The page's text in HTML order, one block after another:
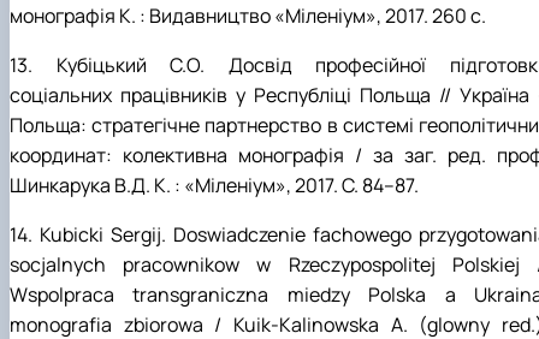
монографія К. : Видавництво «Міленіум», 2017. 260 с.
13. Кубіцький С.О. Досвід професійної
соціальних працівників у Республіці Польща // Україна
Польща: стратегічне партнерство в системі
координат: колективна монографія / за заг. ред.
Шинкарука В.Д. К. : «Міленіум», 2017. С. 84–87.
14. Kubicki Sergij. Doswiadczenie fachowego
socjalnych pracownikow w Rzeczypospolitej Polskiej
Wspolpraca transgraniczna miedzy Polska a
monografia zbiorowa / Kuik-Kalinowska A. (glowny